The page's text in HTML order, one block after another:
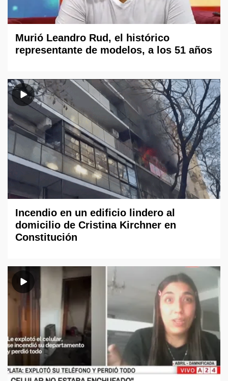
Murió Leandro Rud, el histórico
representante de modelos, a los 51 años
Incendio en un edificio lindero al
domicilio de Cristina Kirchner en
Constitución